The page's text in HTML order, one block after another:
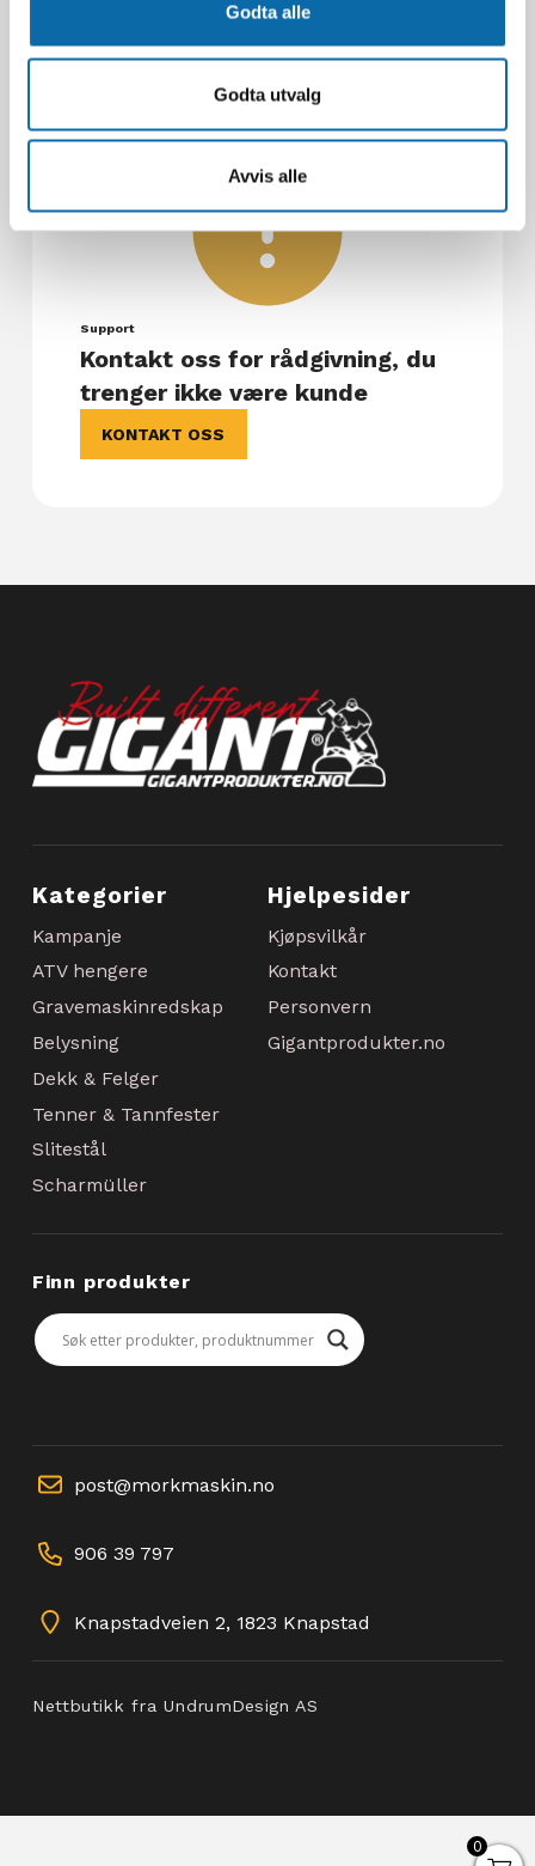
Godta alle
Godta utvalg
Avvis alle
0
Support
Kontakt oss for rådgivning, du
trenger ikke være kunde
KONTAKT OSS
Kategorier
Kampanje
ATV hengere
Gravemaskinredskap
Belysning
Dekk & Felger
Tenner & Tannfester
Slitestål
Scharmüller
Hjelpesider
Kjøpsvilkår
Kontakt
Personvern
Gigantprodukter.no
Finn produkter
post@morkmaskin.no
906 39 797
Knapstadveien 2, 1823 Knapstad
Nettbutikk fra UndrumDesign AS